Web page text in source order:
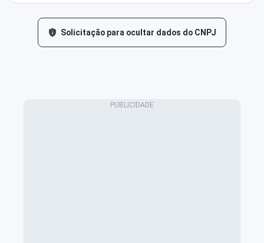
Solicitação para ocultar dados do CNPJ